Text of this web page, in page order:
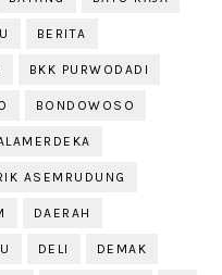
BERITA
BKK PURWODADI
BONDOWOSO
ASEMRUDUNG
DAERAH
DELI DEMAK